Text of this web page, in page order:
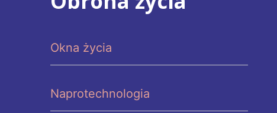
Okna życia
Naprotechnologia